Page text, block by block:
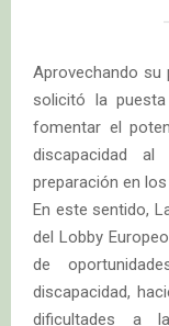
Aprovechando su
solicitó la
fomentar el
discapacidad
preparación en
En este sentido,
del Lobby
de
discapacidad,
dificultades a